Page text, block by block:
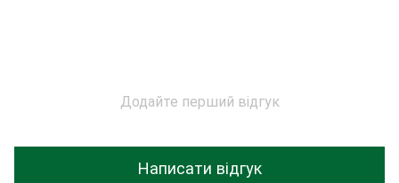
Додайте перший відгук
Написати відгук